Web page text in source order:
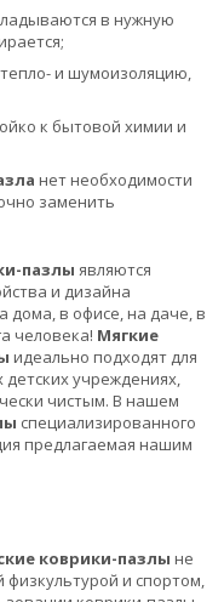
в нужную
и шумоизоляцию,
к бытовой химии и
нет необходимости
заменить
пазлы являются
и дизайна
дома, в офисе, на даче, в
человека! Мягкие
идеально подходят для
учреждениях,
чистым. В нашем
специализированного
предлагаемая нашим
коврики-пазлы не
и спортом,